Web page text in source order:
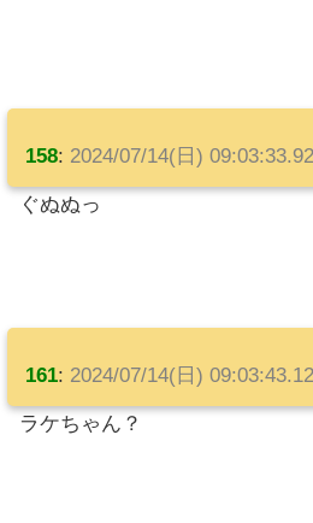
158: 2024/07/14(日)
ぐぬぬっ
161: 2024/07/14(日)
ラケちゃん？